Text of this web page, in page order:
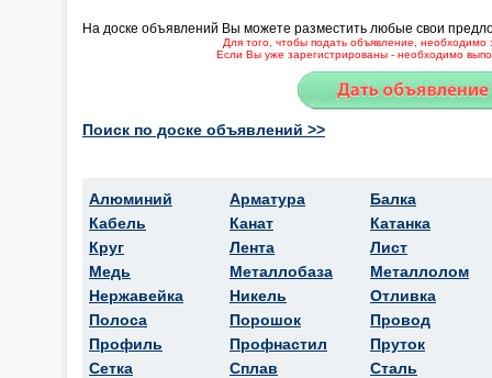
На доске объявлений Вы можете разместить любые свои
Для того, чтобы подать объявление, необходимо
Если Вы уже зарегистрированы - необходимо
Поиск по доске объявлений >>
Алюминий
Кабель
Круг
Медь
Нержавейка
Полоса
Профиль
Сетка
Арматура
Канат
Лента
Металлобаза
Никель
Порошок
Профнастил
Сплав
Балка
Катанка
Лист
Металлолом
Отливка
Провод
Пруток
Сталь